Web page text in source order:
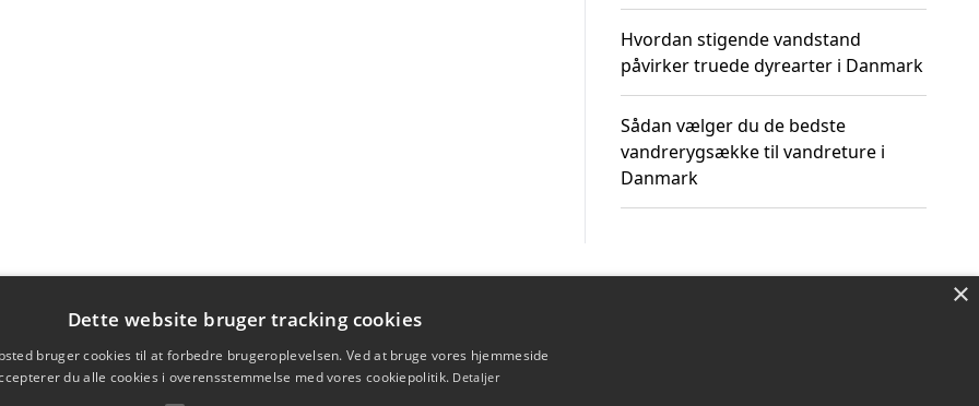
Hvordan stigende vandstand
påvirker truede dyrearter i Danmark
Sådan vælger du de bedste
vandrerygsække til vandreture i
Danmark
×
Dette website bruger tracking cookies
bruger cookies til at forbedre brugeroplevelsen. Ved at bruge vores hjemmeside
du alle cookies i overensstemmelse med vores cookiepolitik. Detaljer